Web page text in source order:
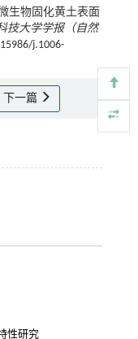
生物固化黄土表面
技大学学报（自然
j.1006-
下一篇